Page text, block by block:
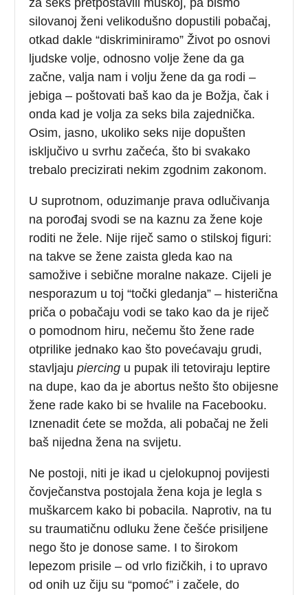
silovanoj ženi velikodušno dopustili pobačaj,
otkad dakle “diskriminiramo” Život po osnovi
ljudske volje, odnosno volje žene da ga
začne, valja nam i volju žene da ga rodi –
jebiga – poštovati baš kao da je Božja, čak i
onda kad je volja za seks bila zajednička.
Osim, jasno, ukoliko seks nije dopušten
isključivo u svrhu začeća, što bi svakako
trebalo precizirati nekim zgodnim zakonom.
U suprotnom, oduzimanje prava odlučivanja
na porođaj svodi se na kaznu za žene koje
roditi ne žele. Nije riječ samo o stilskoj figuri:
na takve se žene zaista gleda kao na
samožive i sebične moralne nakaze. Cijeli je
nesporazum u toj “točki gledanja” – histerična
priča o pobačaju vodi se tako kao da je riječ
o pomodnom hiru, nečemu što žene rade
otprilike jednako kao što povećavaju grudi,
stavljajupiercing u pupak ili tetoviraju leptire
na dupe, kao da je abortus nešto što obijesne
žene rade kako bi se hvalile na Facebooku.
Iznenadit ćete se možda, ali pobačaj ne želi
baš nijedna žena na svijetu.
Ne postoji, niti je ikad u cjelokupnoj povijesti
čovječanstva postojala žena koja je legla s
muškarcem kako bi pobacila. Naprotiv, na tu
su traumatičnu odluku žene češće prisiljene
nego što je donose same. I to širokom
lepezom prisile – od vrlo fizičkih, i to upravo
od onih uz čiju su “pomoć” i začele, do